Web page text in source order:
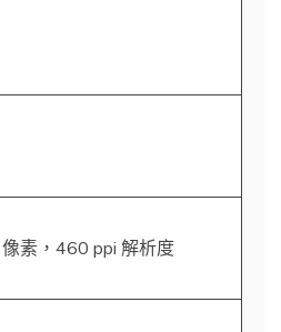
素，460 ppi 解析度